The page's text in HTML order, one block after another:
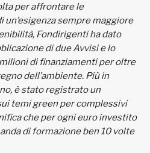
per affrontare le
sempre maggiore
Fondirigenti ha dato
di due Avvisi e lo
di finanziamenti per oltre
dell’ambiente. Più in
è stato registrato un
temi green per complessivi
che per ogni euro investito
di formazione ben 10 volte